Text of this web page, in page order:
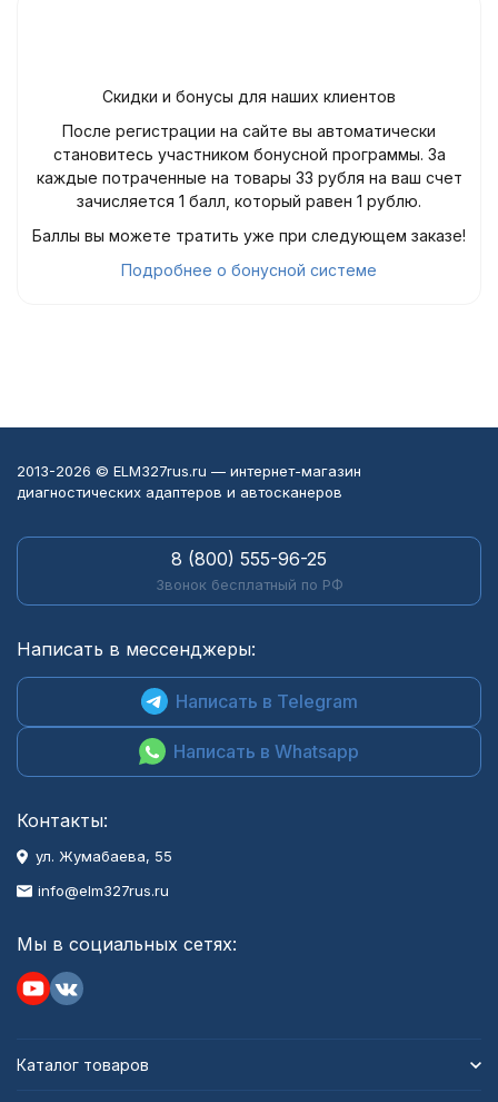
Скидки и бонусы для наших клиентов
После регистрации на сайте вы автоматически
становитесь участником бонусной программы. За
каждые потраченные на товары 33 рубля на ваш счет
зачисляется 1 балл, который равен 1 рублю.
Баллы вы можете тратить уже при следующем заказе!
Подробнее о бонусной системе
2013-2026 © ELM327rus.ru — интернет-магазин
диагностических адаптеров и автосканеров
8 (800) 555-96-25
Звонок бесплатный по РФ
Написать в мессенджеры:
Написать в Telegram
Написать в Whatsapp
Контакты:
ул. Жумабаева, 55
info@elm327rus.ru
Мы в социальных сетях:
Каталог товаров